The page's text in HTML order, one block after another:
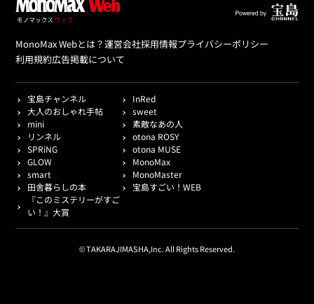
MonoMax Webとは？運営会社採用情報プライバシーポリシー
利用規約広告掲載について
宝島チャンネル
InRed
大人のおしゃれ手帖
sweet
mini
素敵なあの人
リンネル
otona ROSY
SPRiNG
otona MUSE
GLOW
MonoMax
smart
MonoMaster
田舎暮らしの本
宝島すごい！WEB
『このミステリーがすご
い！』大賞
© TAKARAJIMASHA,Inc. All Rights Reserved.